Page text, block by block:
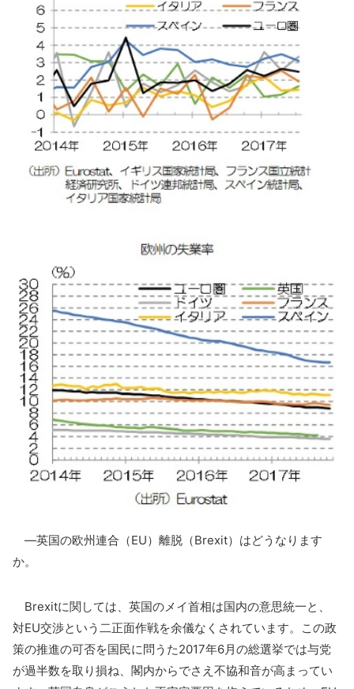
―英国の欧州連合（EU）離脱（Brexit）はどうなります
か。
Brexitに関しては、英国のメイ首相は国内の意思統一と、
対EU交渉という二正面作戦を余儀なくされています。この政
策の推進の可否を国民に問うた2017年6月の総選挙では与党
が過半数を取り損ね、閣内からでさえ不協和音が高まってい